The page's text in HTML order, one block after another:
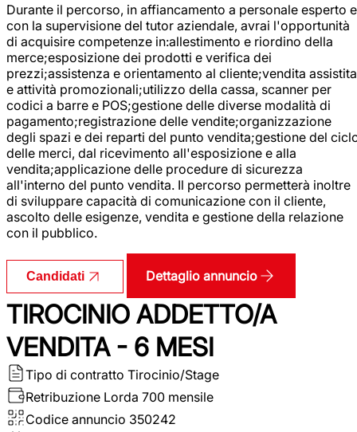
Durante il percorso, in affiancamento a personale esperto e
con la supervisione del tutor aziendale, avrai l'opportunità
di acquisire competenze in:allestimento e riordino della
merce;esposizione dei prodotti e verifica dei
prezzi;assistenza e orientamento al cliente;vendita assistita
e attività promozionali;utilizzo della cassa, scanner per
codici a barre e POS;gestione delle diverse modalità di
pagamento;registrazione delle vendite;organizzazione
degli spazi e dei reparti del punto vendita;gestione del
delle merci, dal ricevimento all'esposizione e alla
vendita;applicazione delle procedure di sicurezza
all'interno del punto vendita. Il percorso permetterà inoltre
di sviluppare capacità di comunicazione con il cliente,
ascolto delle esigenze, vendita e gestione della relazione
con il pubblico.
Candidati Dettaglio annuncio
TIROCINIO ADDETTO/A
VENDITA - 6 MESI
Tipo di contratto Tirocinio/Stage
Retribuzione Lorda 700 mensile
Codice annuncio 350242